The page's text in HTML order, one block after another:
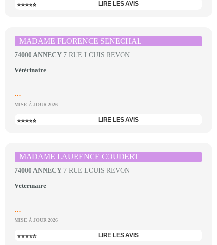
⭐⭐⭐⭐⭐ LIRE LES AVIS
MADAME FLORENCE SENECHAL
74000 ANNECY 7 RUE LOUIS REVON
Vétérinaire
...
MISE À JOUR 2026
⭐⭐⭐⭐⭐ LIRE LES AVIS
MADAME LAURENCE COUDERT
74000 ANNECY 7 RUE LOUIS REVON
Vétérinaire
...
MISE À JOUR 2026
⭐⭐⭐⭐⭐ LIRE LES AVIS